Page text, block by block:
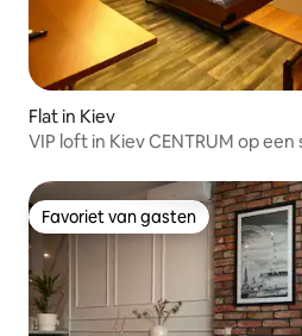
Flat in Kiev
VIP loft in Kiev CENTRUM op
Favoriet van gasten
Favoriet van gasten